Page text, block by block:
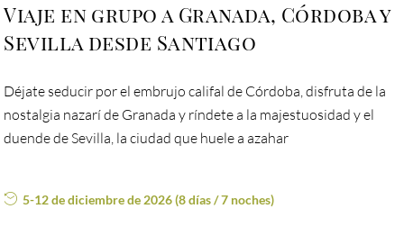
Viaje en grupo a Granada, Córdoba y
Sevilla desde Santiago
Déjate seducir por el embrujo califal de Córdoba, disfruta de la
nostalgia nazarí de Granada y ríndete a la majestuosidad y el
duende de Sevilla, la ciudad que huele a azahar
5-12 de diciembre de 2026 (8 días / 7 noches)